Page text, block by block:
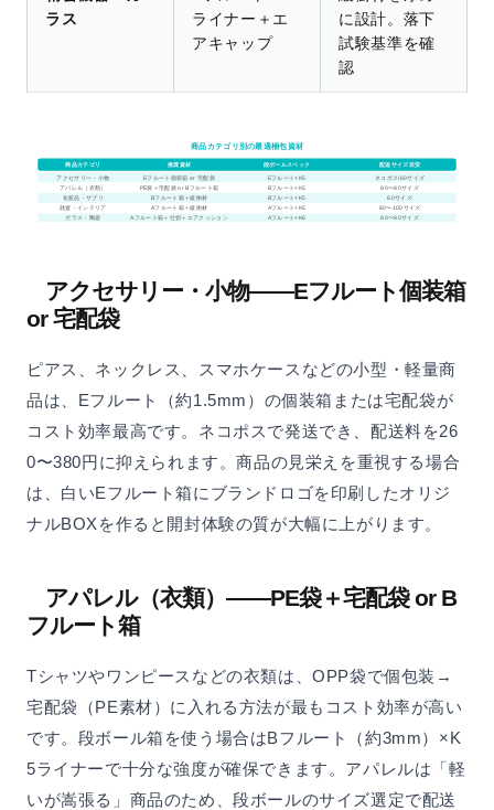
ラス
ライナー＋エ
アキャップ
に設計。落下
試験基準を確
認
商品カテゴリ別の最適梱包資材
商品カテゴリ 推奨資材 段ボールスペック 配送サイズ目安
アクセサリー・小物 Eフルート個装箱 or 宅配袋 Eフルート×K5 ネコポス/60サイズ
アパレル（衣類） PE袋＋宅配袋 or Bフルート箱 Bフルート×K5
60〜80サイズ
化粧品・サプリ
Bフルート箱＋緩衝材 Bフルート×K5 60サイズ
雑貨・インテリア Aフルート箱＋緩衝材 Aフルート×K5 80〜100サイズ
ガラス・陶器 Aフルート箱＋仕切＋エアクッション Aフルート×K6 60〜80サイズ
アクセサリー・小物——Eフルート個装箱
or 宅配袋
ピアス、ネックレス、スマホケースなどの小型・軽量商
品は、Eフルート（約1.5mm）の個装箱または宅配袋が
コスト効率最高です。ネコポスで発送でき、配送料を26
0〜380円に抑えられます。商品の見栄えを重視する場合
は、白いEフルート箱にブランドロゴを印刷したオリジ
ナルBOXを作ると開封体験の質が大幅に上がります。
アパレル（衣類）——PE袋＋宅配袋 or B
フルート箱
Tシャツやワンピースなどの衣類は、OPP袋で個包装→
宅配袋（PE素材）に入れる方法が最もコスト効率が高い
です。段ボール箱を使う場合はBフルート（約3mm）×K
5ライナーで十分な強度が確保できます。アパレルは「軽
いが嵩張る」商品のため、段ボールのサイズ選定で配送